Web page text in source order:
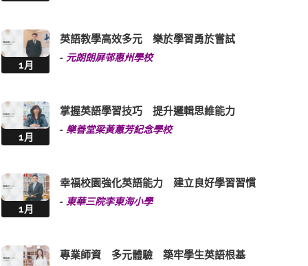
1月
英語教學高效多元 樂於學習勇於嘗試
- 元朗朗屏邨惠州學校
1月
掌握英語學習技巧 提升邏輯思維能力
- 樂善堂梁黃蕙芳紀念學校
1月
幸福校園強化英語能力 建立良好學習習慣
- 東華三院李東海小學
專業師資 多元體驗 築牢學生英語根基